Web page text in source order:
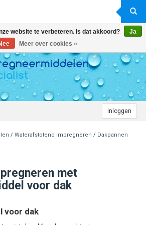
Inloggen
/ Waterafstotend impregneren / Dakpannen
met
voor dak
voor dak
website te verbeteren. Is dat akkoord?
Ja
Meer over cookies »